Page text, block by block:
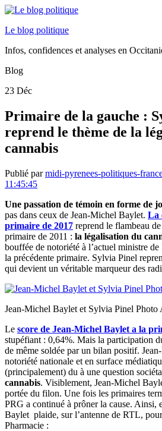
Le blog politique
Infos, confidences et analyses en
Blog
23 Déc
Primaire de la gauche :
reprend le thème de la
cannabis
Publié parmidi-pyrenees-politiques-
11:45:45
Une passation de témoin en forme de
pas dans ceux de Jean-Michel Baylet. La
primaire de 2017 reprend le flambeau
primaire de 2011 : la légalisation du
bouffée de notoriété à l’actuel ministre
la précédente primaire. Sylvia Pinel
qui devient un véritable marqueur des
Jean-Michel Baylet et Sylvia Pinel Photo
Le score de Jean-Michel Baylet a la
stupéfiant : 0,64%. Mais la participation
de même soldée par un bilan positif.
notoriété nationale et en surface
(principalement) du à une question
cannabis. Visiblement, Jean-Michel
portée du filon. Une fois les primaires
PRG a continué à prôner la cause. Ainsi,
Baylet plaide, sur l’antenne de RTL,
Pharmacie :